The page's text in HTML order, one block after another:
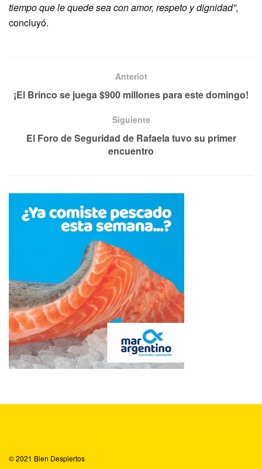
tiempo que le quede sea con amor, respeto y dignidad”,
concluyó.
Anteriot
¡El Brinco se juega $900 millones para este domingo!
Siguiente
El Foro de Seguridad de Rafaela tuvo su primer
encuentro
© 2021 Bien Despiertos